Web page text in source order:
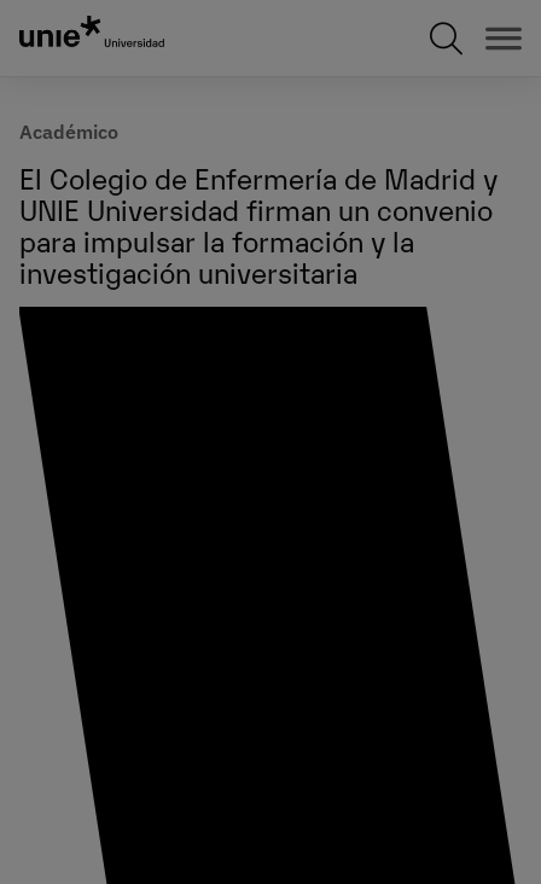
Académico
El Colegio de Enfermería de Madrid y
UNIE Universidad firman un convenio
para impulsar la formación y la
investigación universitaria